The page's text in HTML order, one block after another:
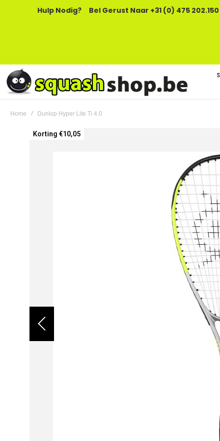
Hulp Nodig? Bel Gerust Naar +31 (0) 475
Home Dunlop Hyper Lite Ti 4.0
Ga
Korting €10,05